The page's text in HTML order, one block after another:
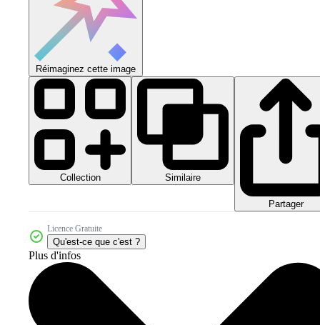
Réimaginez cette image
Collection Similaire
Partager
Licence Gratuite
Qu'est-ce que c'est ?
Plus d'infos